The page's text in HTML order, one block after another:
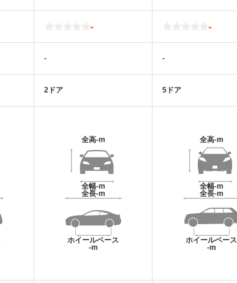
-
-
2ドア
全高-m
全幅-m
全長-m
ホイールベース
-m
-
-
5ドア
全高-m
全幅-m
全長-m
ホイールベース
-m